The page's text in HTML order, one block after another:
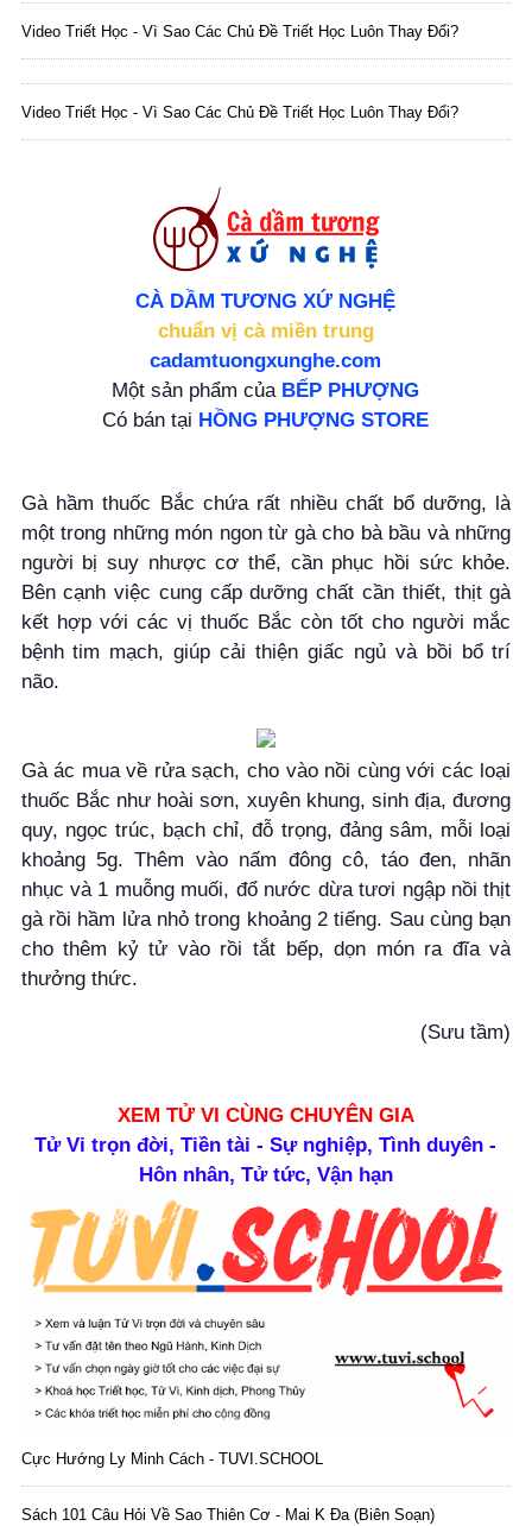
Video Triết Học - Vì Sao Các Chủ Đề Triết Học Luôn Thay Đổi?
Video Triết Học - Vì Sao Các Chủ Đề Triết Học Luôn Thay Đổi?
CÀ DẦM TƯƠNG XỨ NGHỆ
chuẩn vị cà miền trung
cadamtuongxunghe.com
Một sản phẩm của BẾP PHƯỢNG
Có bán tại HỒNG PHƯỢNG STORE
Gà hầm thuốc Bắc chứa rất nhiều chất bổ dưỡng, là
một trong những món ngon từ gà cho bà bầu và những
người bị suy nhược cơ thể, cần phục hồi sức khỏe.
Bên cạnh việc cung cấp dưỡng chất cần thiết, thịt gà
kết hợp với các vị thuốc Bắc còn tốt cho người mắc
bệnh tim mạch, giúp cải thiện giấc ngủ và bồi bổ trí
não.
Gà ác mua về rửa sạch, cho vào nồi cùng với các loại
thuốc Bắc như hoài sơn, xuyên khung, sinh địa, đương
quy, ngọc trúc, bạch chỉ, đỗ trọng, đảng sâm, mỗi loại
khoảng 5g. Thêm vào nấm đông cô, táo đen, nhãn
nhục và 1 muỗng muối, đổ nước dừa tươi ngập nồi thịt
gà rồi hầm lửa nhỏ trong khoảng 2 tiếng. Sau cùng bạn
cho thêm kỷ tử vào rồi tắt bếp, dọn món ra đĩa và
thưởng thức.
(Sưu tầm)
XEM TỬ VI CÙNG CHUYÊN GIA
Tử Vi trọn đời, Tiền tài - Sự nghiệp, Tình duyên -
Hôn nhân, Tử tức, Vận hạn
Cực Hướng Ly Minh Cách - TUVI.SCHOOL
Sách 101 Câu Hỏi Về Sao Thiên Cơ - Mai K Đa (biên Soạn)